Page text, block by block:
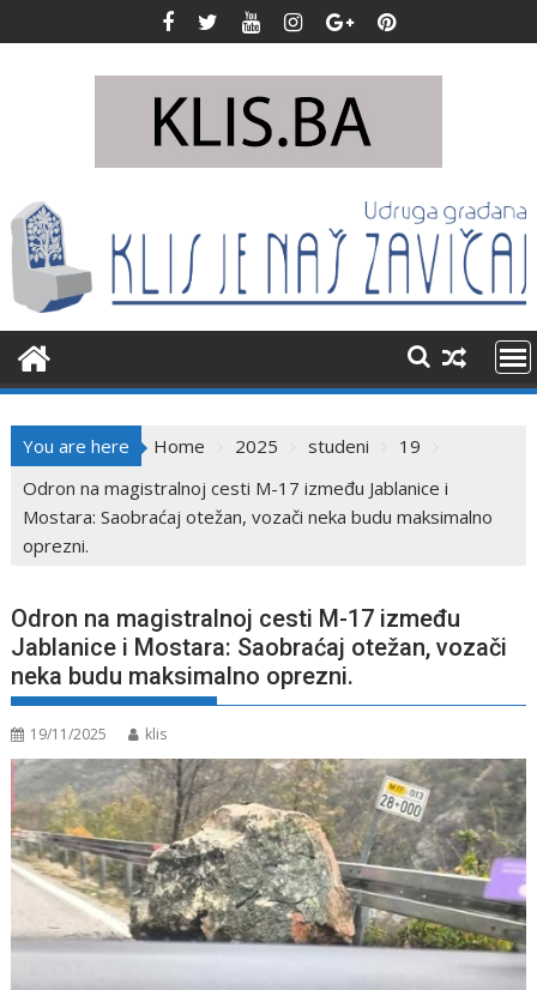
to
You are here Home 2025 studeni
19
Odron na magistralnoj cesti M-17 između Jablanice i
Mostara: Saobraćaj otežan, vozači neka budu maksimalno
oprezni.
Odron na magistralnoj cesti M-17 između
Jablanice i Mostara: Saobraćaj otežan, vozači
neka budu maksimalno oprezni.
19/11/2025 klis